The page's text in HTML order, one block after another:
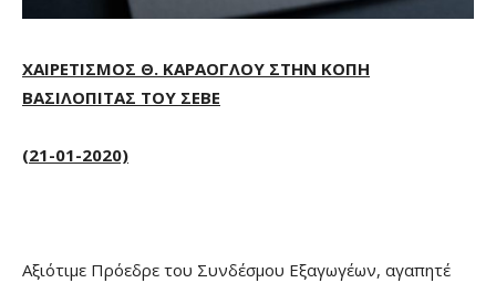
ΧΑΙΡΕΤΙΣΜΟΣ Θ. ΚΑΡΑΟΓΛΟΥ ΣΤΗΝ ΚΟΠΗ
ΒΑΣΙΛΟΠΙΤΑΣ ΤΟΥ ΣΕΒΕ
(21-01-2020)
Αξιότιμε Πρόεδρε του Συνδέσμου Εξαγωγέων, αγαπητέ